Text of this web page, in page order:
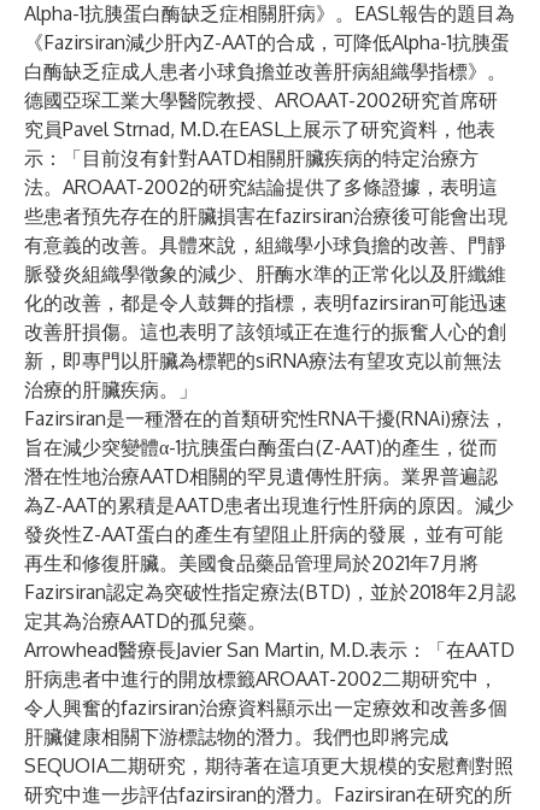
Alpha-1抗胰蛋白酶缺乏症相關肝病》。EASL報告的題目為
《Fazirsiran減少肝內Z-AAT的合成，可降低Alpha-1抗胰蛋
白酶缺乏症成人患者小球負擔並改善肝病組織學指標》。
德國亞琛工業大學醫院教授、AROAAT-2002研究首席研
究員Pavel Strnad, M.D.在EASL上展示了研究資料，他表
示：「目前沒有針對AATD相關肝臟疾病的特定治療方
法。AROAAT-2002的研究結論提供了多條證據，表明這
些患者預先存在的肝臟損害在fazirsiran治療後可能會出現
有意義的改善。具體來說，組織學小球負擔的改善、門靜
脈發炎組織學徵象的減少、肝酶水準的正常化以及肝纖維
化的改善，都是令人鼓舞的指標，表明fazirsiran可能迅速
改善肝損傷。這也表明了該領域正在進行的振奮人心的創
新，即專門以肝臟為標靶的siRNA療法有望攻克以前無法
治療的肝臟疾病。」
Fazirsiran是一種潛在的首類研究性RNA干擾(RNAi)療法，
旨在減少突變體α-1抗胰蛋白酶蛋白(Z-AAT)的產生，從而
潛在性地治療AATD相關的罕見遺傳性肝病。業界普遍認
為Z-AAT的累積是AATD患者出現進行性肝病的原因。減少
發炎性Z-AAT蛋白的產生有望阻止肝病的發展，並有可能
再生和修復肝臟。美國食品藥品管理局於2021年7月將
Fazirsiran認定為突破性指定療法(BTD)，並於2018年2月認
定其為治療AATD的孤兒藥。
Arrowhead醫療長Javier San Martin, M.D.表示：「在AATD
肝病患者中進行的開放標籤AROAAT-2002二期研究中，
令人興奮的fazirsiran治療資料顯示出一定療效和改善多個
肝臟健康相關下游標誌物的潛力。我們也即將完成
SEQUOIA二期研究，期待著在這項更大規模的安慰劑對照
研究中進一步評估fazirsiran的潛力。Fazirsiran在研究的所